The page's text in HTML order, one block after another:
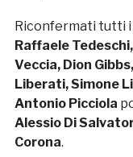
Riconfermati tutti i
Raffaele
Veccia, Dion
Liberati, Simone
Antonio Picciola
Alessio Di
Corona.